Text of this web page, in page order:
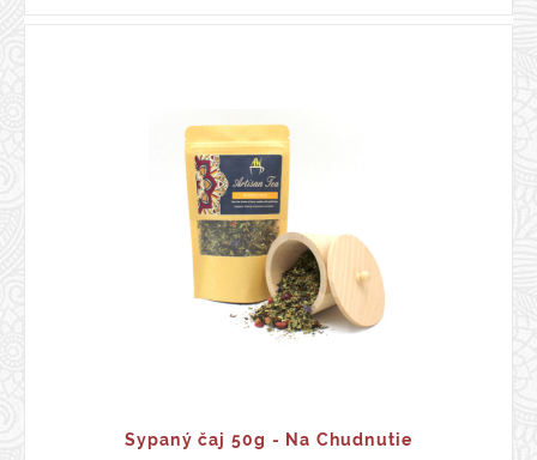
Sypaný čaj 50g - Na Chudnutie